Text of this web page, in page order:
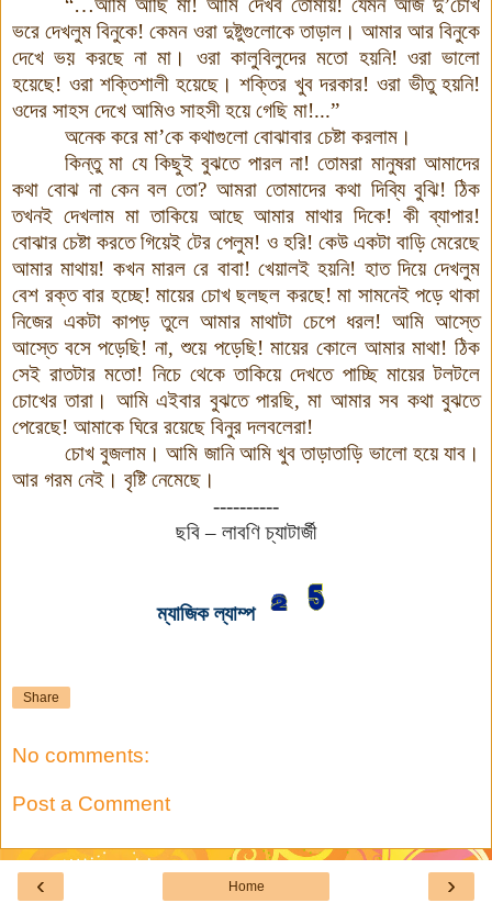
“…আমি আছি মা!আমি দেখব তোমায়! যেমন আজ দু’চোখ
ভরে দেখলুম বিনুকে!কেমন ওরা দুষ্টুগুলোকে তাড়াল। আমার আর বিনুকে
দেখে ভয় করছে না মা । ওরা কালুবিলুদের মতো হয়নি! ওরা ভালো
হয়েছে! ওরা শক্তিশালী হয়েছে। শক্তির খুব দরকার! ওরা ভীতু হয়নি!
ওদের সাহস দেখে আমিও সাহসী হয়ে গেছি মা!...”
অনেক করে মা’কে কথাগুলো বোঝাবার চেষ্টা করলাম ।
কিন্তু মা যে কিছুই বুঝতে পারল না!তোমরা মানুষরা আমাদের
কথা বোঝ না কেন বল তো? আমরা তোমাদের কথা দিব্যি বুঝি!ঠিক
তখনই দেখলাম মা তাকিয়ে আছে আমার মাথার দিকে!কী ব্যাপার!
বোঝার চেষ্টা করতে গিয়েই টের পেলুম! ও হরি! কেউ একটা বাড়ি মেরেছে
আমার মাথায়! কখন মারল রে বাবা! খেয়ালই হয়নি! হাত দিয়ে দেখলুম
বেশ রক্ত বার হচ্ছে!মায়ের চোখ ছলছল করছে!মা সামনেই পড়ে থাকা
নিজের একটা কাপড় তুলে আমার মাথাটা চেপে ধরল!আমি আস্তে
আস্তে বসে পড়েছি!না,শুয়ে পড়েছি!মায়ের কোলে আমার মাথা!ঠিক
সেই রাতটার মতো! নিচে থেকে তাকিয়ে দেখতে পাচ্ছি মায়ের টলটলে
চোখের তারা । আমি এইবার বুঝতে পারছি,মা আমার সব কথা বুঝতে
পেরেছে! আমাকে ঘিরে রয়েছে বিনুর দলবলেরা!
চোখ বুজলাম । আমি জানি আমি খুব তাড়াতাড়ি ভালো হয়ে যাব ।
আর গরম নেই । বৃষ্টি নেমেছে ।
----------
ছবি – লাবণি চ্যাটার্জী
ম্যাজিক ল্যাম্প
Share
No comments:
Post a Comment
‹ ›
Home